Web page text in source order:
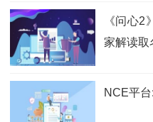
《问心2
家解读取
NCE平